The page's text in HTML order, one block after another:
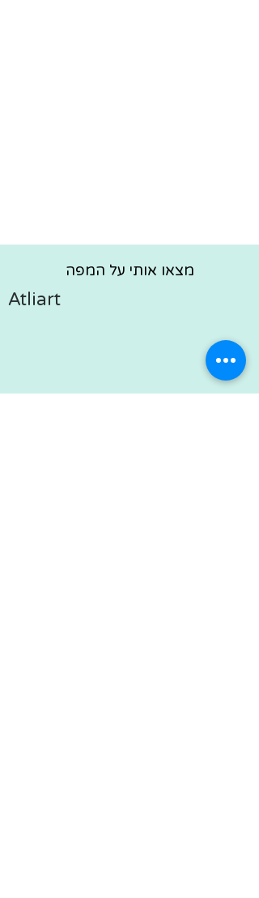
מצאו אותי על המפה
Atliart